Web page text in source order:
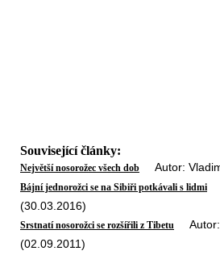
Související články:
Největší nosorožec všech dob Autor:
Bájní jednorožci se na Sibiři potkávali s lidmi
(30.03.2016)
Srstnatí nosorožci se rozšířili z Tibetu Autor:
(02.09.2011)